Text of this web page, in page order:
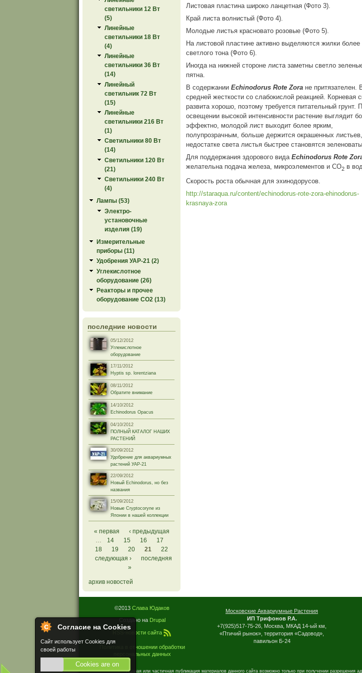
Согласие на Cookies
Сайт использует Cookies для
своей работы
Cookies are on
светильники 12 Вт
(5)
Линейные
светильники 18 Вт
(4)
Линейные
светильники 36 Вт
(14)
Линейный
светильник 72 Вт
(15)
Линейные
светильники 216 Вт
(1)
Светильники 80 Вт
(14)
Светильники 120 Вт
(21)
Светильники 240 Вт
(4)
Лампы (53)
Электро-
установочные
изделия (19)
Измерительные
приборы (11)
Удобрения УАР-21 (2)
Углекислотное
оборудование (26)
Реакторы и прочее
оборудование СО2 (13)
последние новости
05/12/2012
Углекислотное
оборудование
17/11/2012
Hyptis sp. lorentziana
08/11/2012
Обратите внимание
14/10/2012
Echinodorus Opacus
04/10/2012
ПОЛНЫЙ КАТАЛОГ НАШИХ
РАСТЕНИЙ
30/09/2012
Удобрение для аквариумных
растений УАР-21
22/09/2012
Новый Echinodorus, но без
названия
15/09/2012
Новые Cryptocoryne из
Японии в нашей коллекции
« первая
‹ предыдущая
14 15 16
17
18
19 20 21
22
следующая ›
последняя
»
архив новостей
Листовая пластина широко ланцетная (Фото 3).
Край листа волнистый (Фото 4).
Молодые листья красновато розовые (Фото 5).
На листовой пластине активно выделяются жилки более
светлого тона (Фото 6).
Иногда на нижней стороне листа заметны светло
пятна.
В содержанииEchinodorus Rote Zora не притязателен.
средней жесткости со слабокислой реакцией. Корневая
развита хорошо, поэтому требуется питательный грунт.
освещении высокой интенсивности растение выглядит
эффектно, молодой лист выходит более ярким,
полупрозрачным, больше держится окрашенных
недостатке света листья быстрее становятся
Для поддержания здорового видаEchinodorus Rote
желательна подача железа, микроэлементов и СО2 в
Скорость роста обычная для эхинодорусов.
http://staraqua.ru/content/echinodorus-rote-zora-ehinodorus-
krasnaya-zora
©2013 Слава Юдаков
Создано на Drupal
RSS-новости сайта
Политика в отношении обработки
персональных данных
Московские Аквариумные Растения
ИП Трифонов Р.А.
+7(925)517-75-26, Москва, МКАД 14-ый км,
«Птичий рынок», территория «Садовод»,
павильон Б-24
Полная или частичная публикация материалов данного сайта возможно только при получении разрешения